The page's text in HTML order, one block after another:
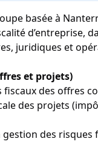
basée à
juridiques et
et projets)
fiscaux des offres
des projets
des risques